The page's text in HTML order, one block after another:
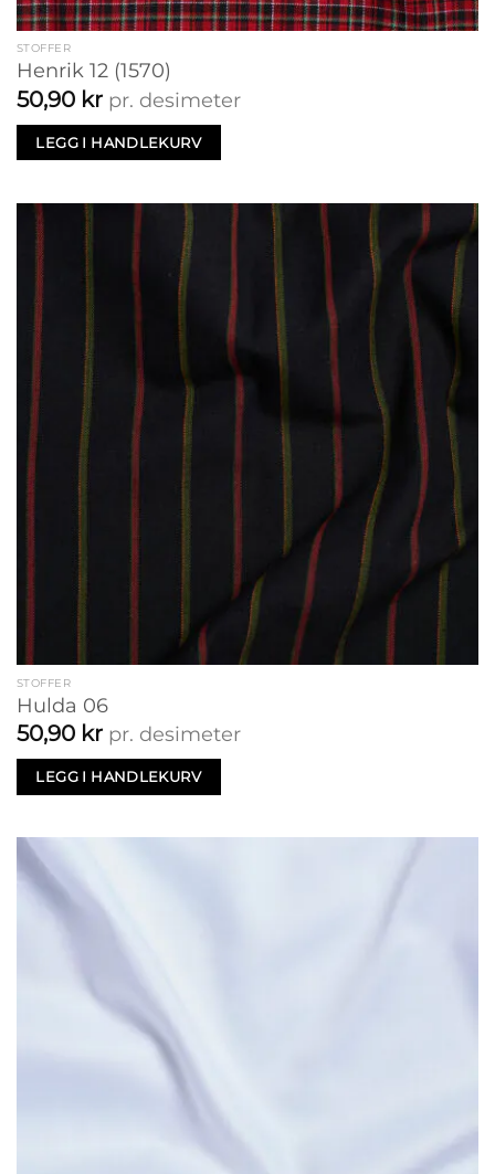
STOFFER
Henrik 12 (1570)
50,90 kr pr. desimeter
LEGG I HANDLEKURV
STOFFER
Hulda 06
50,90 kr pr. desimeter
LEGG I HANDLEKURV